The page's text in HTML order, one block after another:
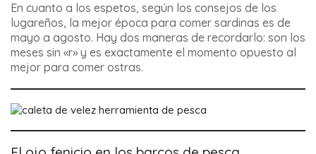
En cuanto a los espetos, según los consejos de los
lugareños, la mejor época para comer sardinas es de
mayo a agosto. Hay dos maneras de recordarlo: son los
meses sin «r» y es exactamente el momento opuesto al
mejor para comer ostras.